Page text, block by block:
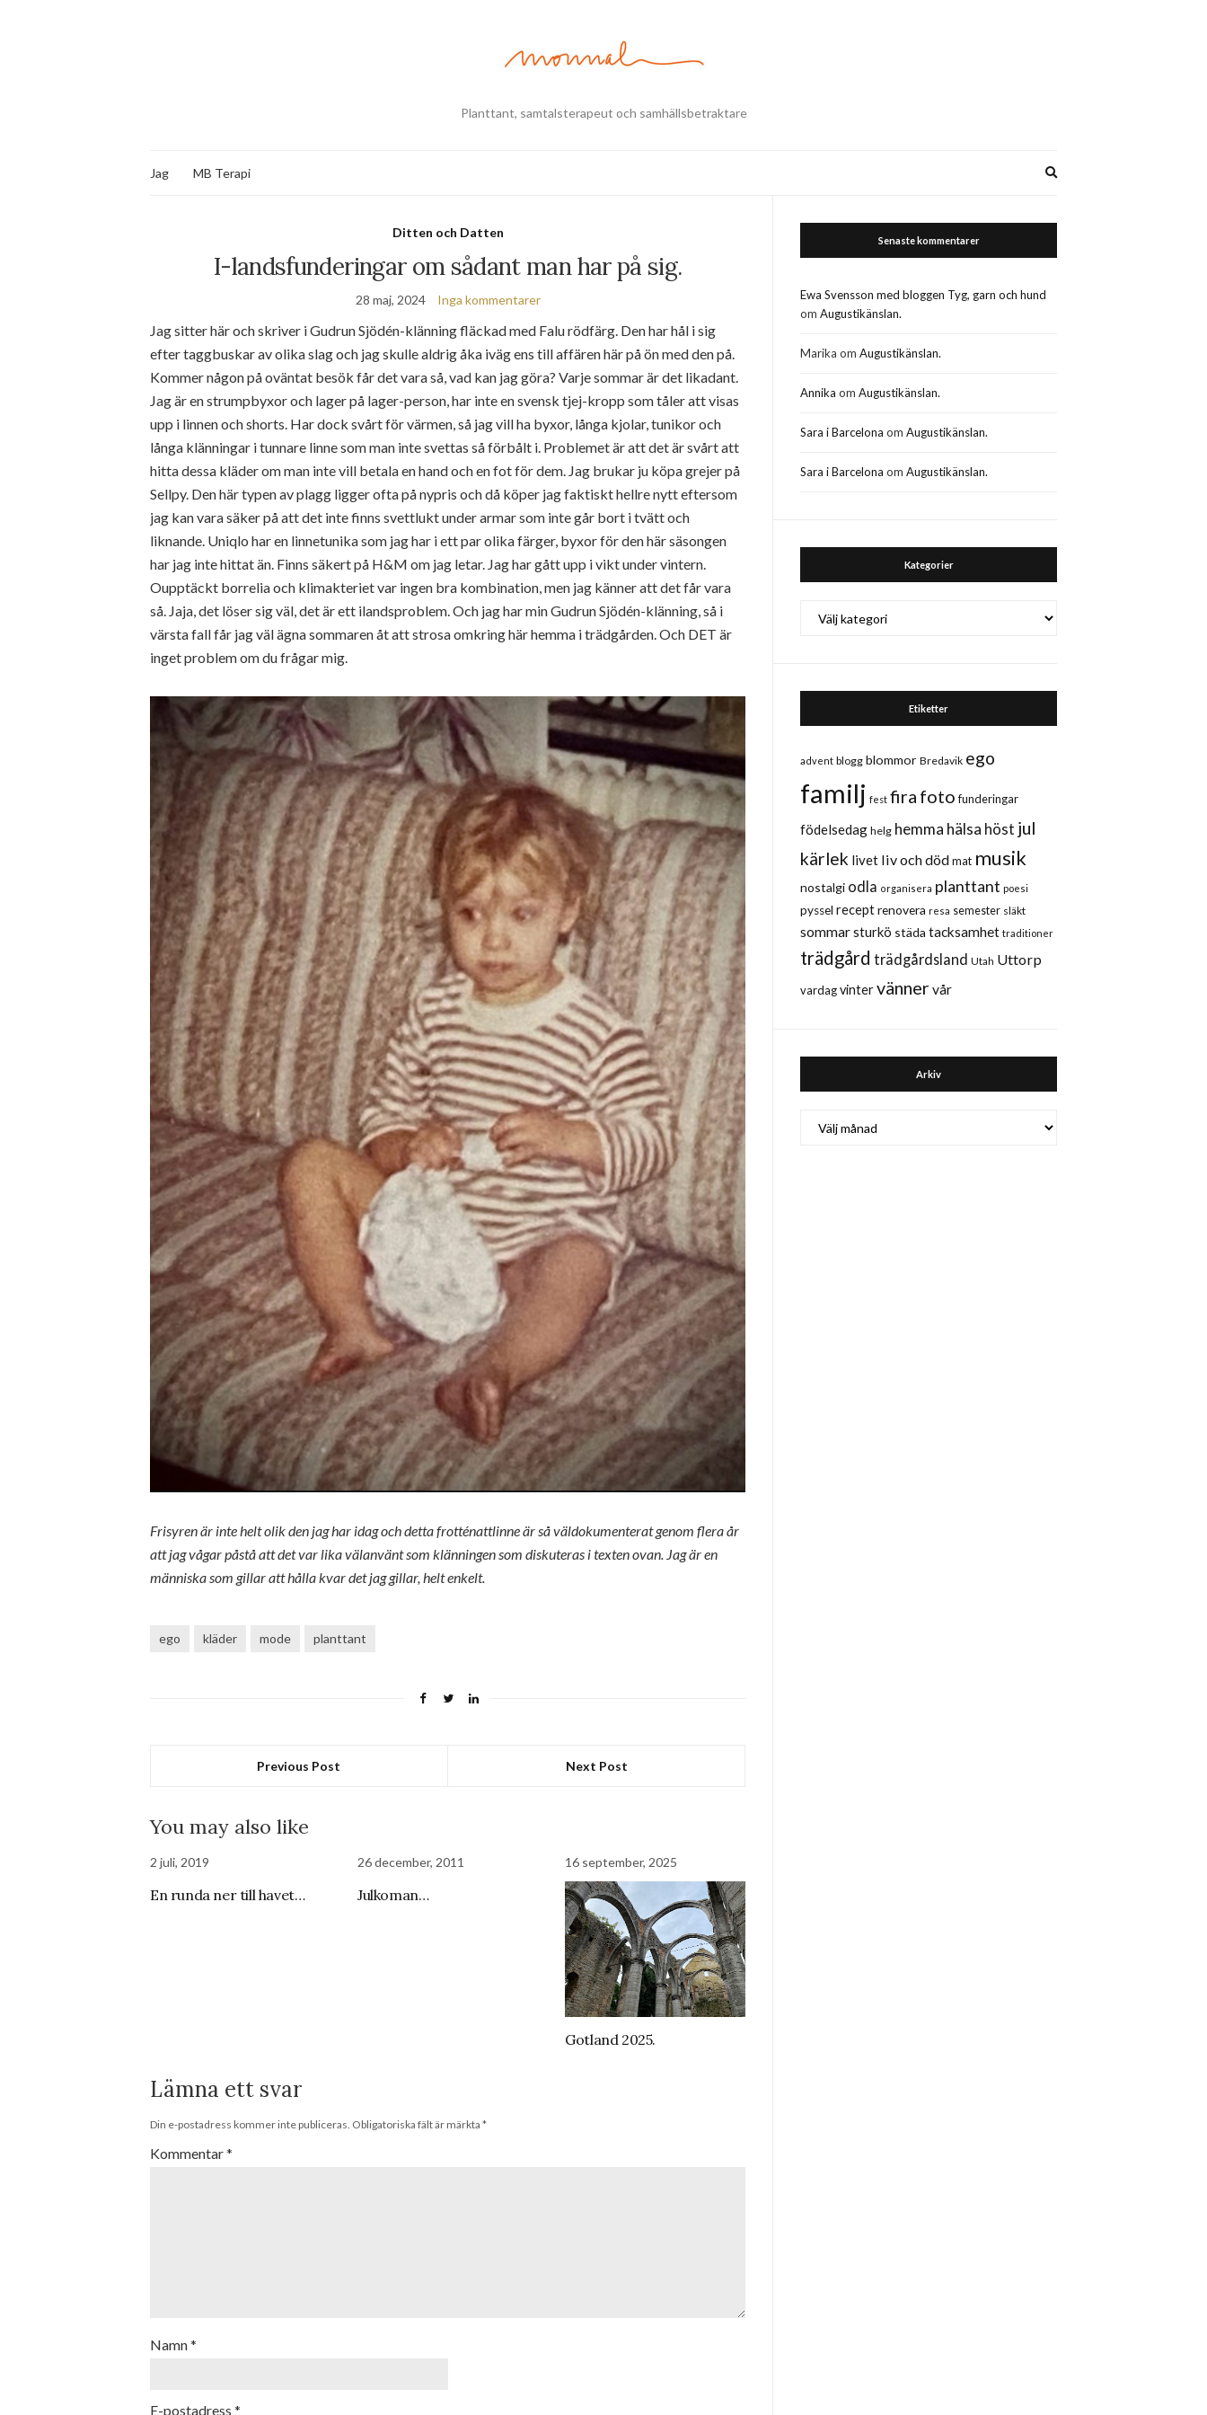
Planttant, samtalsterapeut och samhällsbetraktare
Jag MB Terapi
Ditten och Datten
I-landsfunderingar om sådant man har på sig.
28 maj, 2024 Inga kommentarer
Jag sitter här och skriver i Gudrun Sjödén-klänning fläckad med Falu rödfärg. Den har hål i sig
efter taggbuskar av olika slag och jag skulle aldrig åka iväg ens till affären här på ön med den på.
Kommer någon på oväntat besök får det vara så, vad kan jag göra? Varje sommar är det likadant.
Jag är en strumpbyxor och lager på lager-person, har inte en svensk tjej-kropp som tåler att visas
upp i linnen och shorts. Har dock svårt för värmen, så jag vill ha byxor, långa kjolar, tunikor och
långa klänningar i tunnare linne som man inte svettas så förbålt i. Problemet är att det är svårt att
hitta dessa kläder om man inte vill betala en hand och en fot för dem. Jag brukar ju köpa grejer på
Sellpy. Den här typen av plagg ligger ofta på nypris och då köper jag faktiskt hellre nytt eftersom
jag kan vara säker på att det inte finns svettlukt under armar som inte går bort i tvätt och
liknande. Uniqlo har en linnetunika som jag har i ett par olika färger, byxor för den här säsongen
har jag inte hittat än. Finns säkert på H&M om jag letar. Jag har gått upp i vikt under vintern.
Oupptäckt borrelia och klimakteriet var ingen bra kombination, men jag känner att det får vara
så. Jaja, det löser sig väl, det är ett ilandsproblem. Och jag har min Gudrun Sjödén-klänning, så i
värsta fall får jag väl ägna sommaren åt att strosa omkring här hemma i trädgården. Och DET är
inget problem om du frågar mig.
Frisyren är inte helt olik den jag har idag och detta frotténattlinne är så väldokumenterat genom flera år
att jag vågar påstå att det var lika välanvänt som klänningen som diskuteras i texten ovan. Jag är en
människa som gillar att hålla kvar det jag gillar, helt enkelt.
ego kläder mode planttant
Previous Post Next Post
You may also like
2 juli, 2019
En runda ner till havet…
26 december, 2011
Julkoman…
16 september, 2025
Gotland 2025.
Lämna ett svar
Din e-postadress kommer inte publiceras. Obligatoriska fält är märkta *
Kommentar*
Namn*
E-postadress *
Senaste kommentarer
Ewa Svensson med bloggen Tyg, garn och hund
omAugustikänslan.
Marika omAugustikänslan.
Annika omAugustikänslan.
Sara i Barcelona omAugustikänslan.
Sara i Barcelona omAugustikänslan.
Kategorier
Etiketter
advent blogg blommor Bredavik ego
familj fest fira foto funderingar
födelsedag helg hemma hälsa höst jul
kärlek livet liv och död mat musik
nostalgi odla organisera planttant poesi
pyssel receptrenovera resa semester släkt
sommarsturkö städa tacksamhet traditioner
trädgård trädgårdsland Utah Uttorp
vardag vintervänner vår
Arkiv